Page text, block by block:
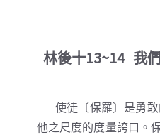
林後十13~14 我
使徒〔保羅〕是勇敢
他之尺度的度量誇口。